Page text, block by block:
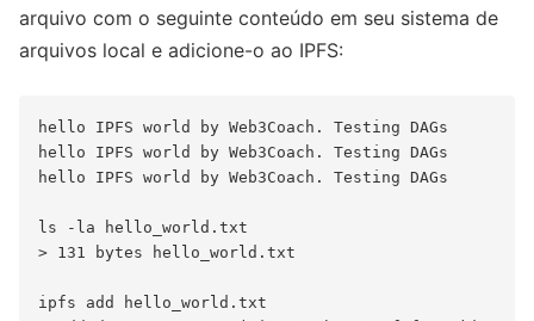
arquivo com o seguinte conteúdo em seu sistema de
arquivos local e adicione-o ao IPFS:
hello IPFS world by Web3Coach. Testing DAGs
hello IPFS world by Web3Coach. Testing DAGs
hello IPFS world by Web3Coach. Testing DAGs
ls -la hello_world.txt
> 131 bytes hello_world.txt
ipfs add hello_world.txt